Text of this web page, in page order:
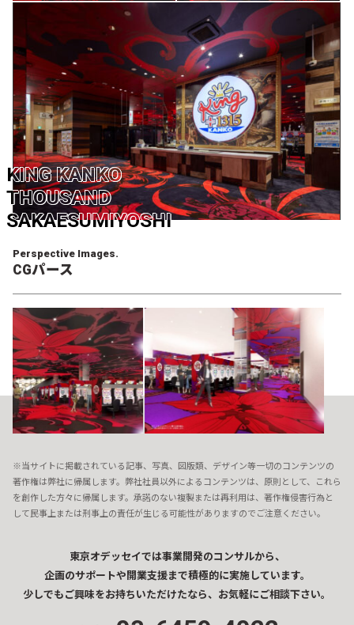
KING KANKO
THOUSAND
SAKAESUMIYOSHI
Perspective Images.
CGパース
※当サイトに掲載されている記事、写真、図版類、デザイン等一切のコンテンツの
著作権は弊社に帰属します。弊社社員以外によるコンテンツは、原則として、これら
を創作した方々に帰属します。承諾のない複製または再利用は、著作権侵害行為と
して民事上または刑事上の責任が生じる可能性がありますのでご注意ください。
東京オデッセイでは事業開発のコンサルから、
企画のサポートや開業支援まで積極的に実施しています。
少しでもご興味をお持ちいただけたなら、 お気軽にご相談下さい。